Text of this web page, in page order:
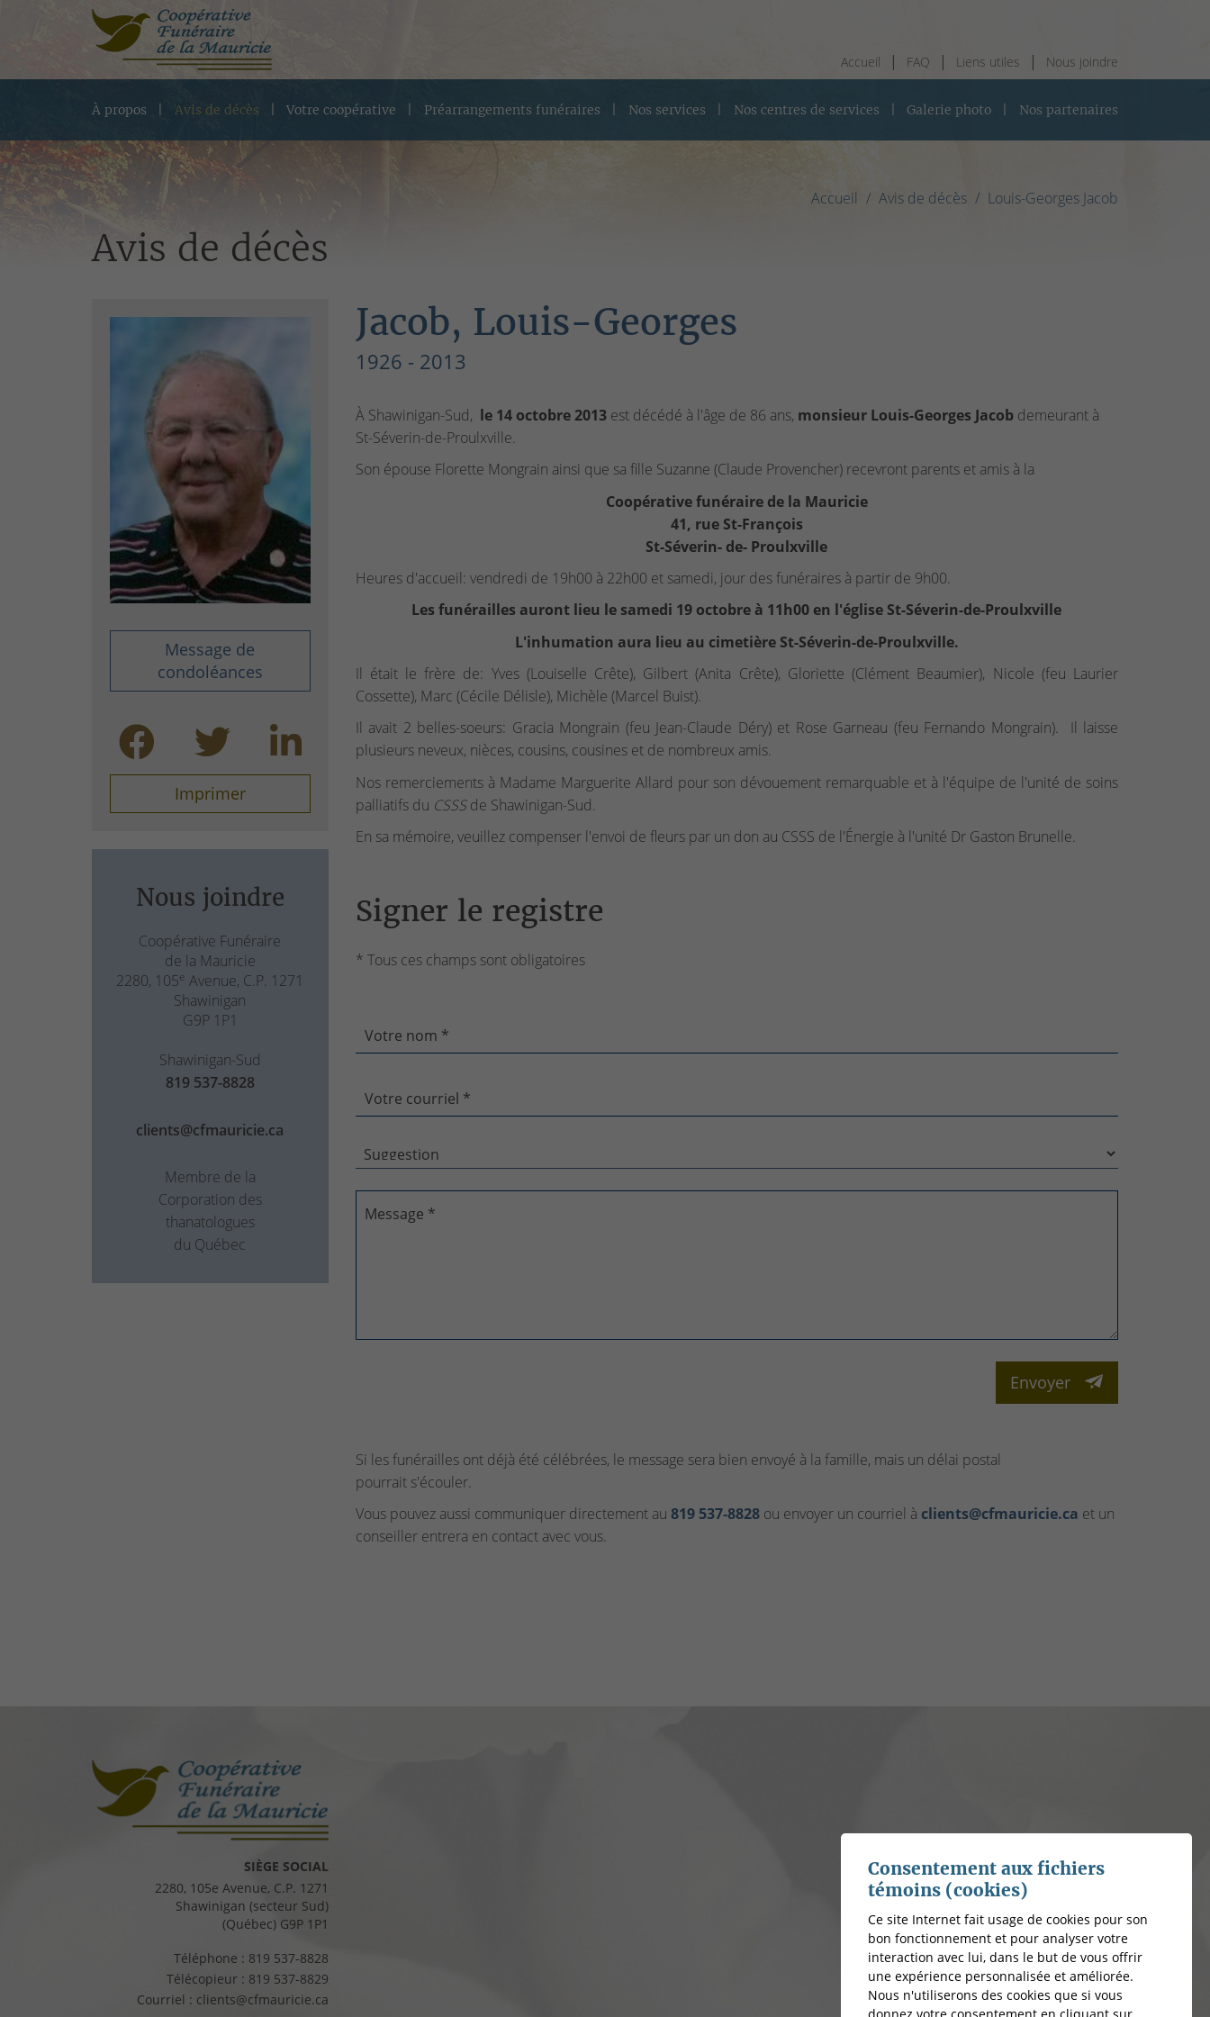
Accueil FAQ Liens utiles Nous joindre
À propos Avis de décès Votre coopérative Préarrangements funéraires Nos services Nos centres de services Galerie photo Nos partenaires
Accueil Avis de décès Louis-Georges Jacob
Avis de décès
Message de
condoléances
Imprimer
Nous joindre
Coopérative Funéraire
de la Mauricie
2280, 105e Avenue, C.P. 1271
Shawinigan
G9P 1P1
Shawinigan-Sud
819 537-8828
clients@cfmauricie.ca
Membre de la
Corporation des
thanatologues
du Québec
Jacob, Louis-Georges
1926 - 2013
À Shawinigan-Sud, le 14 octobre 2013 est décédé à l'âge de 86 ans, monsieur Louis-Georges Jacob demeurant à
St-Séverin-de-Proulxville.
Son épouse Florette Mongrain ainsi que sa fille Suzanne (Claude Provencher) recevront parents et amis à la
Coopérative funéraire de la Mauricie
41, rue St-François
St-Séverin- de- Proulxville
Heures d'accueil: vendredi de 19h00 à 22h00 et samedi, jour des funéraires à partir de 9h00.
Les funérailles auront lieu le samedi 19 octobre à 11h00 en l'église St-Séverin-de-Proulxville
L'inhumation aura lieu au cimetière St-Séverin-de-Proulxville.
Il était le frère de: Yves (Louiselle Crête), Gilbert (Anita Crête), Gloriette (Clément Beaumier), Nicole (feu Laurier
Cossette), Marc (Cécile Délisle), Michèle (Marcel Buist).
Il avait 2 belles-soeurs: Gracia Mongrain (feu Jean-Claude Déry) et Rose Garneau (feu Fernando Mongrain). Il laisse
plusieurs neveux, nièces, cousins, cousines et de nombreux amis.
Nos remerciements à Madame Marguerite Allard pour son dévouement remarquable et à l'équipe de l'unité de soins
palliatifs du CSSSde Shawinigan-Sud.
En sa mémoire, veuillez compenser l'envoi de fleurs par un don au CSSS de l'Énergie à l'unité Dr Gaston Brunelle.
Signer le registre
* Tous ces champs sont obligatoires
Votre nom *
Votre courriel *
Message *
Envoyer
Si les funérailles ont déjà été célébrées, le message sera bien envoyé à la famille, mais un délai postal
pourrait s'écouler.
Vous pouvez aussi communiquer directement au 819 537‑8828ou envoyer un courriel à clients@cfmauricie.ca et un
conseiller entrera en contact avec vous.
SIÈGE SOCIAL
2280, 105e Avenue, C.P. 1271
Shawinigan (secteur Sud)
(Québec) G9P 1P1
Téléphone : 819 537-8828
Télécopieur : 819 537-8829
Courriel : clients@cfmauricie.ca
Consentement aux fichiers
témoins (cookies)
Ce site Internet fait usage de cookies pour son
bon fonctionnement et pour analyser votre
interaction avec lui, dans le but de vous offrir
une expérience personnalisée et améliorée.
Nous n'utiliserons des cookies que si vous